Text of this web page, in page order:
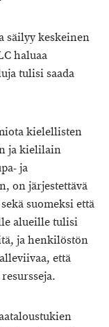
säilyy keskeinen
haluaa
tulisi saada
kielellisten
ja kielilain
ja
on järjestettävä
suomeksi että
alueille tulisi
ja henkilöstön
että